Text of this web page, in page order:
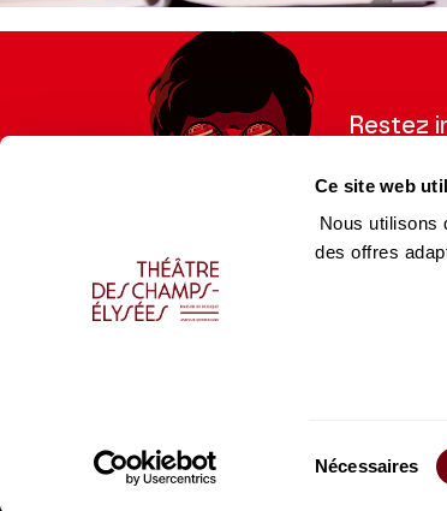
Ce site web
Nous utilisons
des offres
Nécessaires
Restez
recevoir les
Productions Hors les murs